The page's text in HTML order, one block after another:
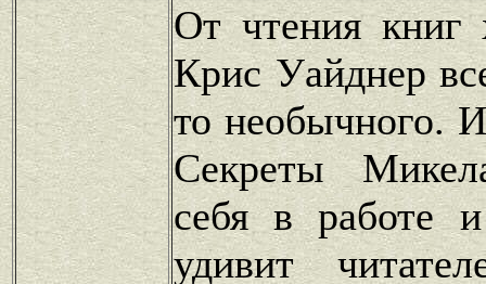
От чтения книг
Крис Уайднер
то необычного.
Секреты
себя в работе
удивит